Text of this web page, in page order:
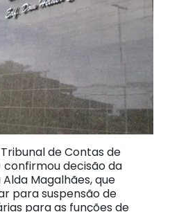
de Contas de
confirmou decisão da
Magalhães, que
para suspensão de
para as funções de